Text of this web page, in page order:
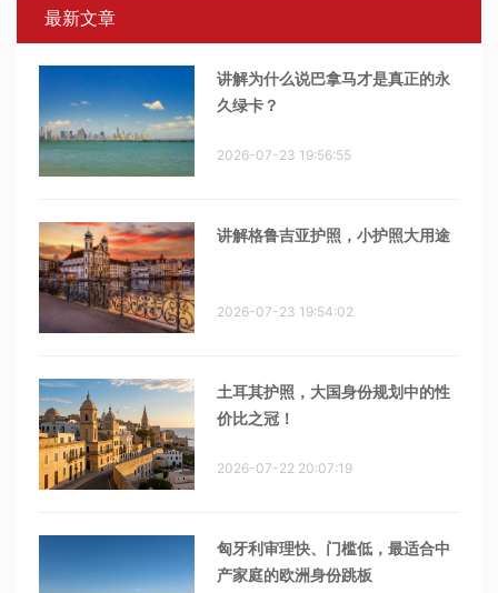
最新文章
讲解为什么说巴拿马才是真正的永
久绿卡？
2026-07-23 19:56:55
讲解格鲁吉亚护照，小护照大用途
2026-07-23 19:54:02
土耳其护照，大国身份规划中的性
价比之冠！
2026-07-22 20:07:19
匈牙利审理快、门槛低，最适合中
产家庭的欧洲身份跳板